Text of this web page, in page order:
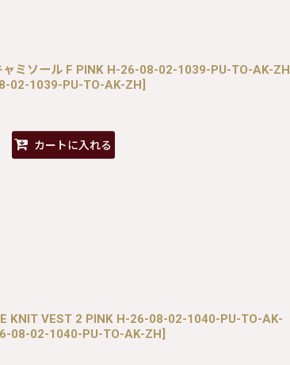
ミソール F PINK H-26-08-02-1039-PU-TO-AK-ZH
02-1039-PU-TO-AK-ZH]
カートに入れる
KNIT VEST 2 PINK H-26-08-02-1040-PU-TO-AK-
08-02-1040-PU-TO-AK-ZH]